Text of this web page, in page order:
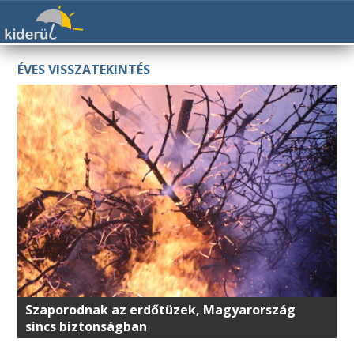
ÉVES VISSZATEKINTÉS
Szaporodnak az erdőtüzek, Magyarország
sincs biztonságban